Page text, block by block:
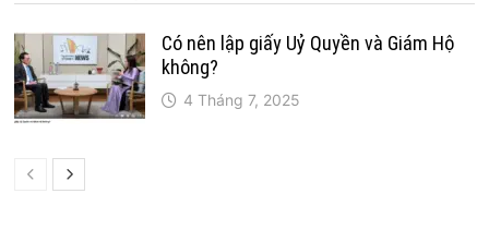
Có nên lập giấy Uỷ Quyền và Giám Hộ
không?
4 Tháng 7, 2025